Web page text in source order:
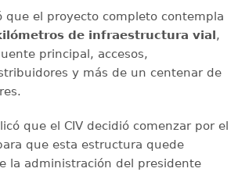
que el proyecto completo contempla
de infraestructura vial,
principal, accesos,
y más de un centenar de
que el CIV decidió comenzar por el
que esta estructura quede
la administración del presidente